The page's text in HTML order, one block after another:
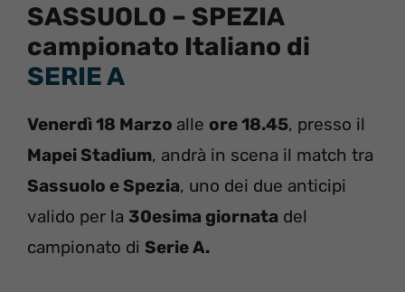
SASSUOLO – SPEZIA
campionato Italiano di
SERIE A
Venerdì 18 Marzo alle ore 18.45, presso il
Mapei Stadium, andrà in scena il match tra
Sassuolo e Spezia, uno dei due anticipi
valido per la 30esima giornata del
campionato di Serie A.